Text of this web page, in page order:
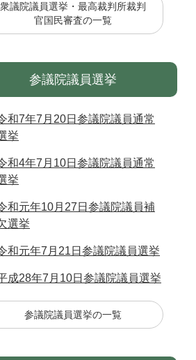
衆議院議員選挙・最高裁判所裁判
官国民審査の一覧
参議院議員選挙
和7年7月20日参議院議員通常
挙
和4年7月10日参議院議員通常
挙
和元年10月27日参議院議員補
選挙
和元年7月21日参議院議員選挙
成28年7月10日参議院議員選挙
参議院議員選挙の一覧